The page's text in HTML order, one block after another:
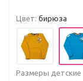
Цвет: бирюза
Размеры детские